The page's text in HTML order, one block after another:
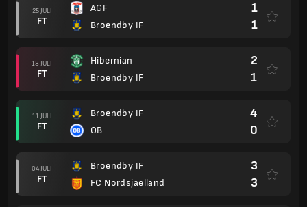
25 JULI
FT
AGF
Broendby IF
1
1
18 JULI
FT
Hibernian
Broendby IF
2
1
11 JULI
FT
Broendby IF
OB
4
0
04 JULI
FT
Broendby IF
FC Nordsjaelland
3
3